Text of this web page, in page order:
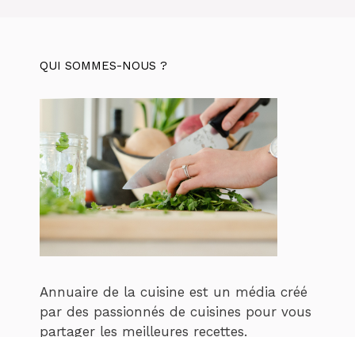
QUI SOMMES-NOUS ?
Annuaire de la cuisine est un média créé
par des passionnés de cuisines pour vous
partager les meilleures recettes.